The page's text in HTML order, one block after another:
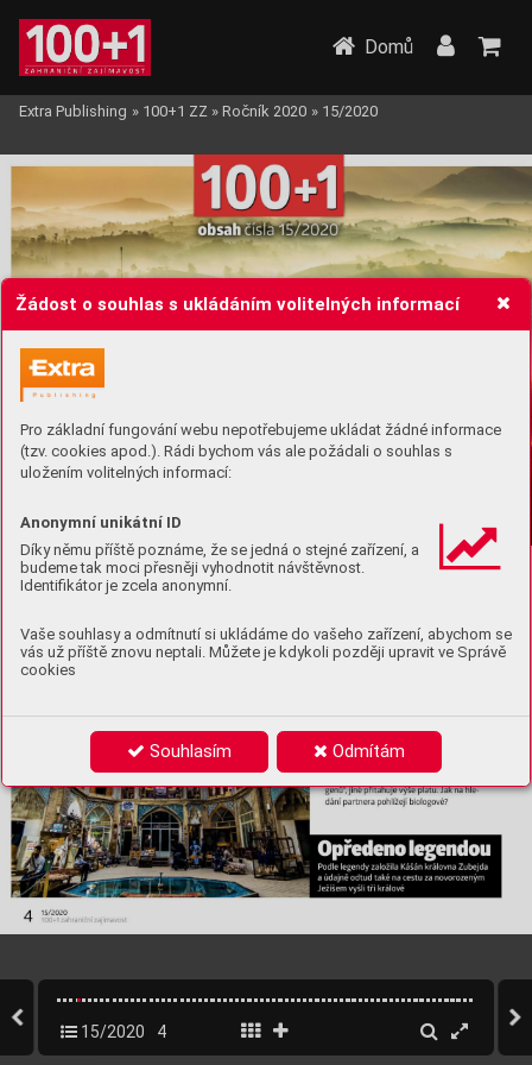
Žádost o souhlas s ukládáním volitelných informací
Pro základní fungování webu nepotřebujeme ukládat žádné informace
(tzv. cookies apod.). Rádi bychom vás ale požádali o souhlas s
uložením volitelných informací:
Anonymní unikátní ID
Díky němu příště poznáme, že se jedná o stejné zařízení, a
budeme tak moci přesněji vyhodnotit návštěvnost.
Identifikátor je zcela anonymní.
Vaše souhlasy a odmítnutí si ukládáme do vašeho zařízení, abychom se
vás už příště znovu neptali. Můžete je kdykoli později upravit ve Správě
cookies
Souhlasím Odmítám
Domů
Extra Publishing » 100+1 ZZ » Ročník 2020 » 15/2020
15/2020 4